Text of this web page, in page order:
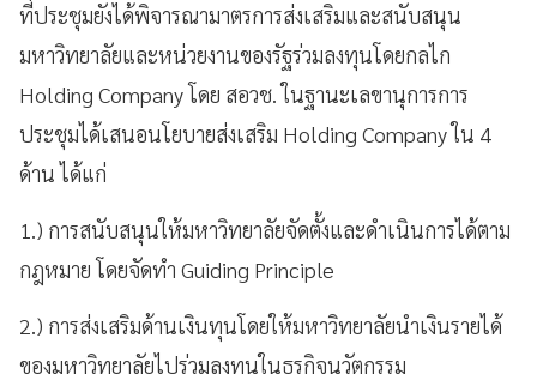
ที่ประชุมยังได้พิจารณามาตรการส่งเสริมและสนับสนุน
มหาวิทยาลัยและหน่วยงานของรัฐร่วมลงทุนโดยกลไก
Holding Companyโดย สอวช ในฐานะเลขานุการการ
ประชุมได้เสนอนโยบายส่งเสริม Holding Companyใน 4
ด้าน ได้แก่
1. ) การสนับสนุนให้มหาวิทยาลัยจัดตั้งและดำเนินการได้ตาม
กฎหมาย โดยจัดทำ Guiding Principle
2. ) การส่งเสริมด้านเงินทุนโดยให้มหาวิทยาลัยนำเงินรายได้
ของมหาวิทยาลัยไปร่วมลงทุนในธุรกิจนวัตกรรม